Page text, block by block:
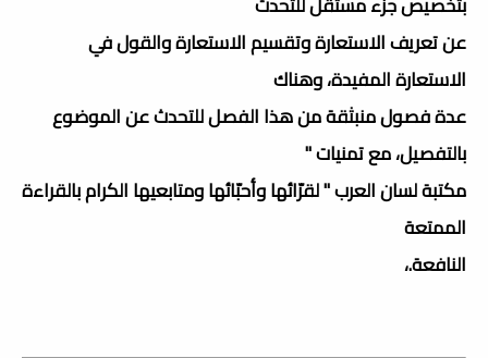
عن تعريف الاستعارة وتقسيم الاستعارة والقول في
الاستعارة المفيدة، وهناك
عدة فصول منبثقة من هذا الفصل للتحدث عن الموضوع
بالتفصيل، مع تمنيات "
مكتبة لسان العرب " لقرّائها وأحبّائها ومتابعيها الكرام بالقراءة
الممتعة
النافعة.،